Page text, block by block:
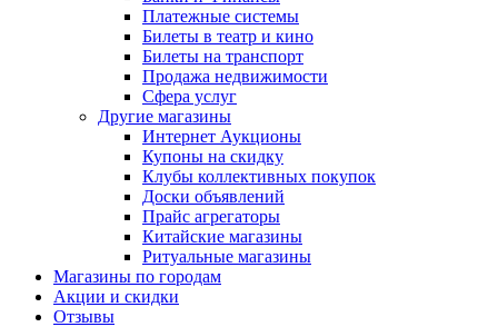
Платежные системы
Билеты в театр и кино
Билеты на транспорт
Продажа недвижимости
Сфера услуг
Другие магазины
Интернет Аукционы
Купоны на скидку
Клубы коллективных покупок
Доски объявлений
Прайс агрегаторы
Китайские магазины
Ритуальные магазины
Магазины по городам
Акции и скидки
Отзывы